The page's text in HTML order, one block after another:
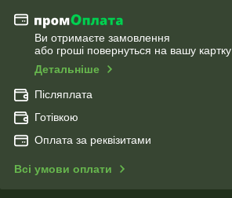
Ви отримаєте замовлення
або гроші повернуться на вашу картку
Детальніше
Післяплата
Готівкою
Оплата за реквізитами
Всі умови оплати